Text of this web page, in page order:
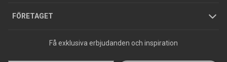
FÖRETAGET
Press
Få exklusiva erbjudanden och inspiration